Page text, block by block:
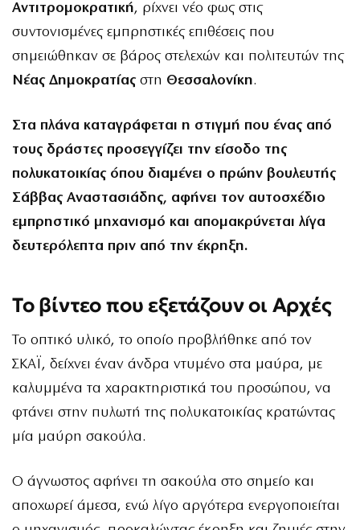
Αντιτρομοκρατική, ρίχνει νέο φως στις
συντονισμένες εμπρηστικές επιθέσεις που
σημειώθηκαν σε βάρος στελεχών και πολιτευτών της
Νέας Δημοκρατίας στη Θεσσαλονίκη.
Στα πλάνα καταγράφεται η στιγμή που ένας από
τους δράστες προσεγγίζει την είσοδο της
πολυκατοικίας όπου διαμένει ο πρώην βουλευτής
Σάββας Αναστασιάδης, αφήνει τον αυτοσχέδιο
εμπρηστικό μηχανισμό και απομακρύνεται λίγα
δευτερόλεπτα πριν από την έκρηξη.
Το βίντεο που εξετάζουν οι Αρχές
Το οπτικό υλικό, το οποίο προβλήθηκε από τον
ΣΚΑΪ, δείχνει έναν άνδρα ντυμένο στα μαύρα, με
καλυμμένα τα χαρακτηριστικά του προσώπου, να
φτάνει στην πυλωτή της πολυκατοικίας κρατώντας
μία μαύρη σακούλα.
Ο άγνωστος αφήνει τη σακούλα στο σημείο και
αποχωρεί άμεσα, ενώ λίγο αργότερα ενεργοποιείται